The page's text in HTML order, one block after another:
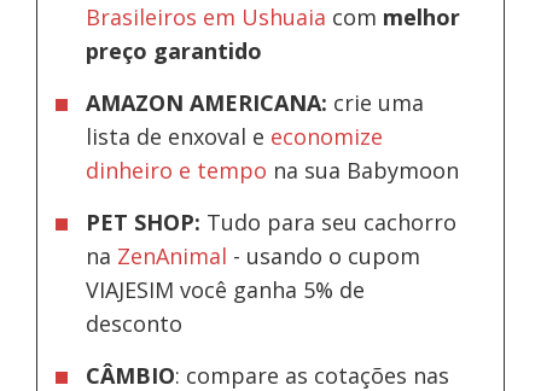
Brasileiros em Ushuaia com melhor
preço garantido
AMAZON AMERICANA: crie uma
lista de enxoval e economize
dinheiro e tempo na sua Babymoon
PET SHOP: Tudo para seu cachorro
na ZenAnimal - usando o cupom
VIAJESIM você ganha 5% de
desconto
CÂMBIO: compare as cotações nas